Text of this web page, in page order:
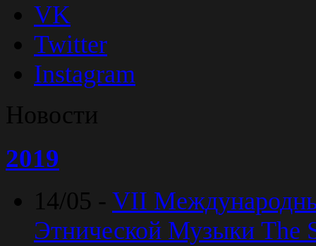
VK
Twitter
Instagram
Новости
2019
14/05 - VII
Этнической Музыки The